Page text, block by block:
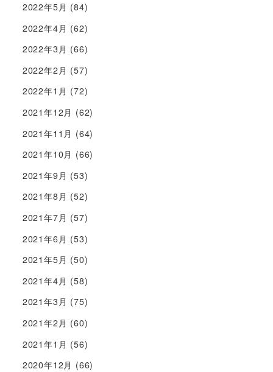
2022年5月 (84)
2022年4月 (62)
2022年3月 (66)
2022年2月 (57)
2022年1月 (72)
2021年12月 (62)
2021年11月 (64)
2021年10月 (66)
2021年9月 (53)
2021年8月 (52)
2021年7月 (57)
2021年6月 (53)
2021年5月 (50)
2021年4月 (58)
2021年3月 (75)
2021年2月 (60)
2021年1月 (56)
2020年12月 (66)